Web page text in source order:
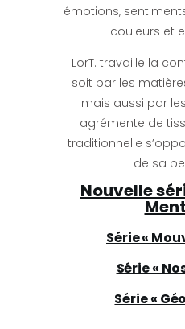
émotions,
couleurs et
LorT. travaille la
soit par les
mais aussi par
agrémente de
traditionnelle
de sa
Nouvelle
Série «
Série «
Série «